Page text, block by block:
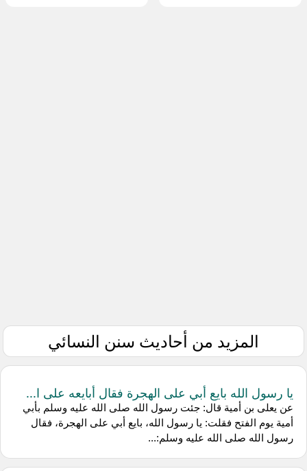
المزيد من أحاديث سنن النسائي
يا رسول الله بايع أبي على الهجرة فقال أبايعه على ا...
عن يعلى بن أمية قال: جئت رسول الله صلى الله عليه وسلم بأبي
أمية يوم الفتح فقلت: يا رسول الله، بايع أبي على الهجرة، فقال
رسول الله صلى الله عليه وسلم:...